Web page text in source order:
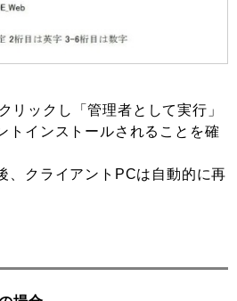
リックし「管理者として実行」
トインストールされることを確
、クライアントPCは自動的に再